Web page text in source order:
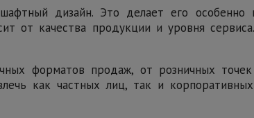
дизайн. Это делает его особенно
от качества продукции и уровня
форматов продаж, от розничных
как частных лиц, так и